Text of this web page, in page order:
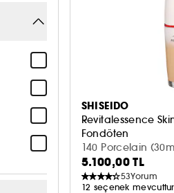
SHISEIDO
Revitalessence
Fondöten
140 Porcelain
5.100,00 TL
53Yorum
12 seçenek mevcuttur